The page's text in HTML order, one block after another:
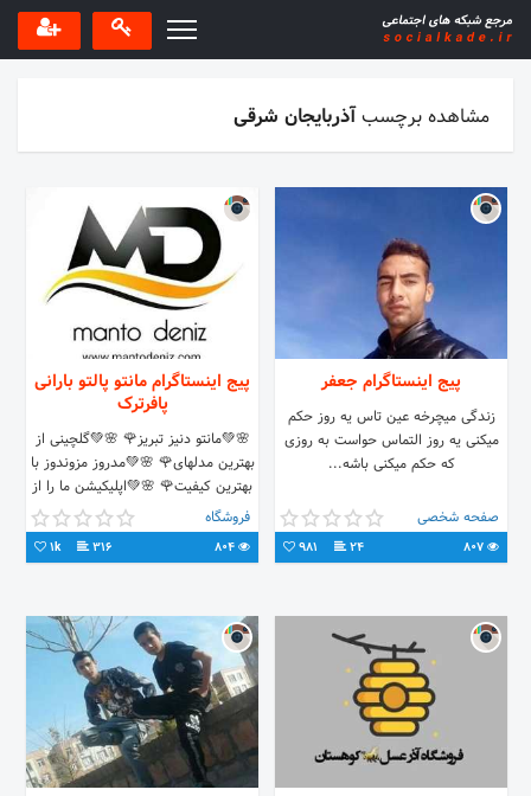
مشاهده برچسبآذربایجان شرقی
پیج اینستاگرام جعفر
زندگی میچرخه عین تاس یه روز حکم
میکنی یه روز التماس حواست به روزی
که حکم میکنی باشه...
صفحه شخصی
24
981
پیج اینستاگرام مانتو پالتو بارانی
پافرترک
🌸💚مانتو دنیز تبریز🌹 🌸💚گلچینی از
بهترین مدلهای🌹 🌸💚مدروز مزوندوز با
بهترین کیفیت🌹 🌸💚اپلیکیشن ما را از
سایت زیر دانلود کنید🌹فروشگاه
316
1k